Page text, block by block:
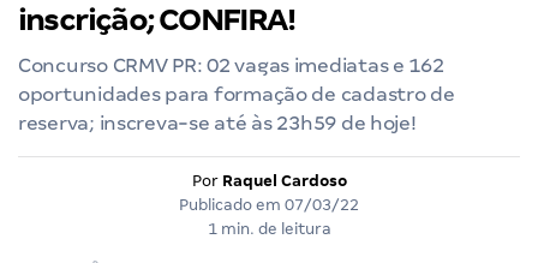
inscrição; CONFIRA!
Concurso CRMV PR: 02 vagas imediatas e 162
oportunidades para formação de cadastro de
reserva; inscreva-se até às 23h59 de hoje!
Por Raquel Cardoso
Publicado em 07/03/22
1 min. de leitura